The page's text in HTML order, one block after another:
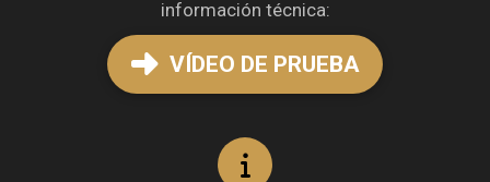
información técnica:
VÍDEO DE PRUEBA